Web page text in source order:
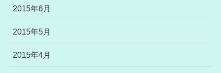
2015年6月
2015年5月
2015年4月